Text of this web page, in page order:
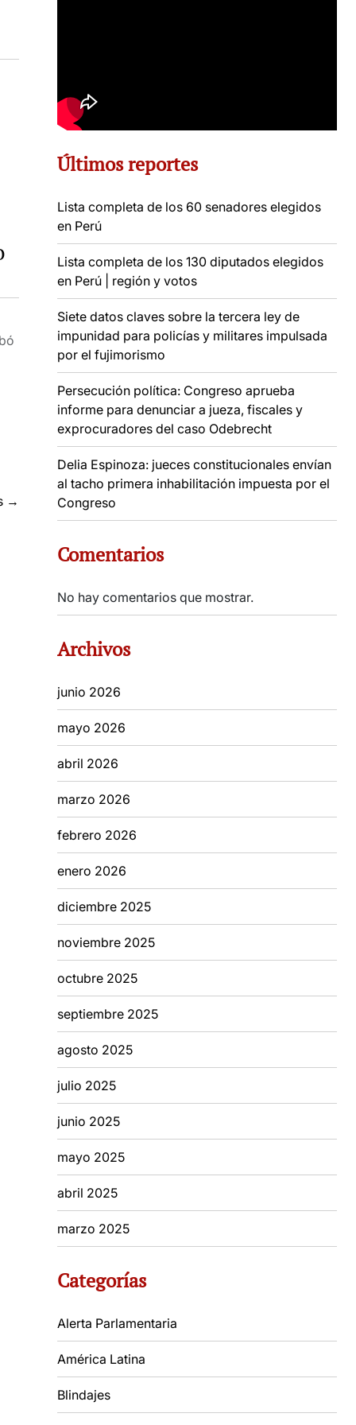
→
Últimos reportes
Lista completa de los 60 senadores elegidos
en Perú
Lista completa de los 130 diputados elegidos
en Perú | región y votos
Siete datos claves sobre la tercera ley de
impunidad para policías y militares impulsada
por el fujimorismo
Persecución política: Congreso aprueba
informe para denunciar a jueza, fiscales y
exprocuradores del caso Odebrecht
Delia Espinoza: jueces constitucionales envían
al tacho primera inhabilitación impuesta por el
Congreso
Comentarios
No hay comentarios que mostrar.
Archivos
junio 2026
mayo 2026
abril 2026
marzo 2026
febrero 2026
enero 2026
diciembre 2025
noviembre 2025
octubre 2025
septiembre 2025
agosto 2025
julio 2025
junio 2025
mayo 2025
abril 2025
marzo 2025
Categorías
Alerta Parlamentaria
América Latina
Blindajes